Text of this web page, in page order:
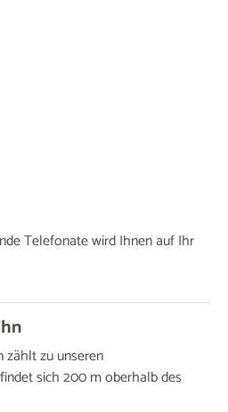
Telefonate wird Ihnen auf Ihr
zählt zu unseren
sich 200 m oberhalb des